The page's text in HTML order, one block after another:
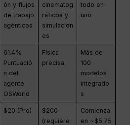
ón y flujos
de trabajo
agénticos
cinematog
ráficos y
simulacion
es
todo en
uno
61.4%
Puntuació
n del
agente
OSWorld
Física
precisa
Más de
100
modelos
integrado
s
$20 (Pro)
$200
(requiere
Comienza
en ~$5.75